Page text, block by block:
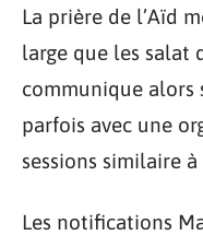
La prière de l’Aïd
large que les salat
communique alors
parfois avec une
sessions similaire
Les notifications